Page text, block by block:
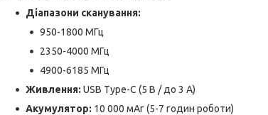
Діапазони сканування:
950-1800 МГц
2350-4000 МГц
4900-6185 МГц
Живлення: USB Type-C (5 В / до 3 А)
Акумулятор: 10 000 мАг (5-7 годин роботи)